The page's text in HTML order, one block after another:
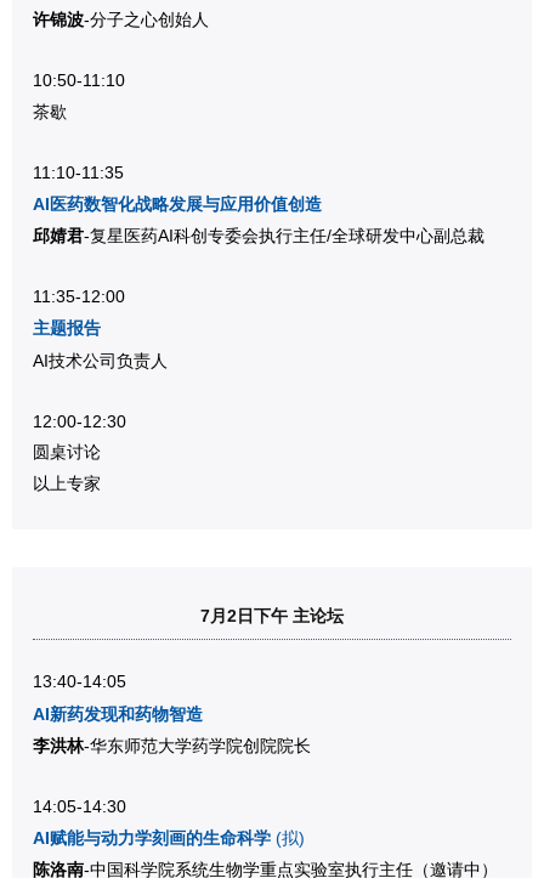
许锦波-分子之心创始人
10:50-11:10
茶歇
11:10-11:35
AI医药数智化战略发展与应用价值创造
邱婧君-复星医药AI科创专委会执行主任/全球研发中心副总裁
11:35-12:00
主题报告
AI技术公司负责人
12:00-12:30
圆桌讨论
以上专家
7月2日下午 主论坛
13:40-14:05
AI新药发现和药物智造
李洪林-华东师范大学药学院创院院长
14:05-14:30
AI赋能与动力学刻画的生命科学 (拟)
陈洛南-中国科学院系统生物学重点实验室执行主任 （邀请中）